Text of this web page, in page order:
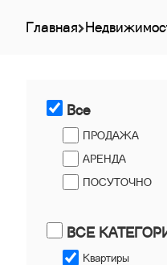
Главная
Все
ПРОДАЖА
АРЕНДА
ПОСУТОЧНО
ВСЕ
Квартиры